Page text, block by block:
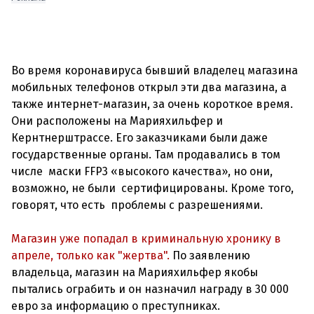
Во время коронавируса бывший владелец магазина
мобильных телефонов открыл эти два магазина, а
также интернет-магазин, за очень короткое время.
Они расположены на Марияхильфер и
Кернтнерштрассе. Его заказчиками были даже
государственные органы. Там продавались в том
числе маски FFP3 «высокого качества», но они,
возможно, не были сертифицированы. Кроме того,
говорят, что есть проблемы с разрешениями.
Магазин уже попадал в криминальную хронику в
апреле, только как "жертва". По заявлению
владельца, магазин на Марияхильфер якобы
пытались ограбить и он назначил награду в 30 000